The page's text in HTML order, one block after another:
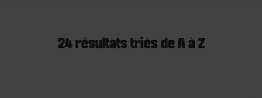
24 résultats triés de A à Z